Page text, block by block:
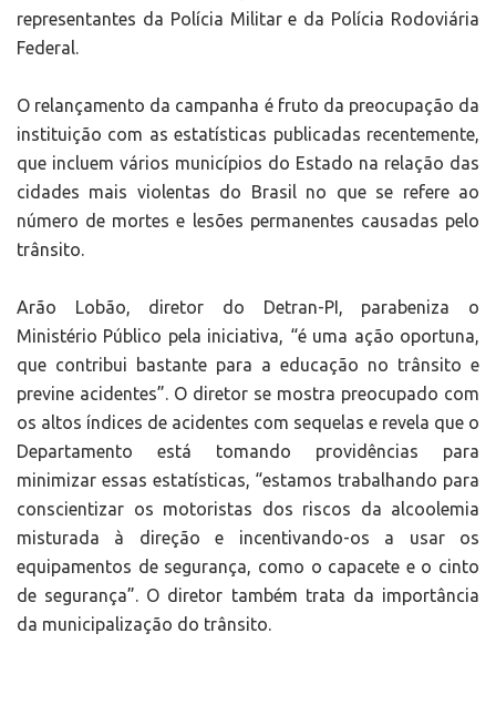
representantes da Polícia Militar e da Polícia Rodoviária
Federal.
O relançamento da campanha é fruto da preocupação da
instituição com as estatísticas publicadas recentemente,
que incluem vários municípios do Estado na relação das
cidades mais violentas do Brasil no que se refere ao
número de mortes e lesões permanentes causadas pelo
trânsito.
Arão Lobão, diretor do Detran-PI, parabeniza o
Ministério Público pela iniciativa, “é uma ação oportuna,
que contribui bastante para a educação no trânsito e
previne acidentes”. O diretor se mostra preocupado com
os altos índices de acidentes com sequelas e revela que o
Departamento está tomando providências para
minimizar essas estatísticas, “estamos trabalhando para
conscientizar os motoristas dos riscos da alcoolemia
misturada à direção e incentivando-os a usar os
equipamentos de segurança, como o capacete e o cinto
de segurança”. O diretor também trata da importância
da municipalização do trânsito.